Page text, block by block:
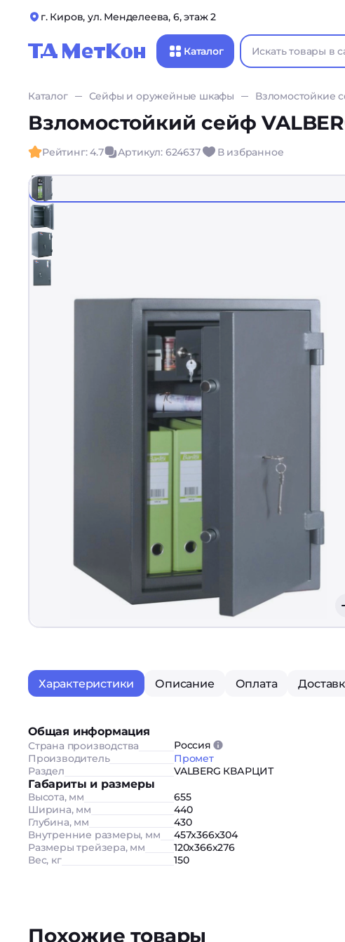
г. Киров, ул. Менделеева, 6, этаж 2
Каталог
Каталог Сейфы и оружейные шкафы Взломостойкие
Взломостойкий сейф
Рейтинг: 4.7 Артикул: 624637 В избранное
Характеристики Описание Оплата
Общая информация
Страна производства
Россия
Производитель
Промет
Раздел
VALBERG КВАРЦИТ
Габариты и размеры
Высота, мм
655
Ширина, мм
440
Глубина, мм
430
Внутренние размеры, мм
457x366x304
Размеры трейзера, мм
120х366х276
Вес, кг
150
Похожие товары